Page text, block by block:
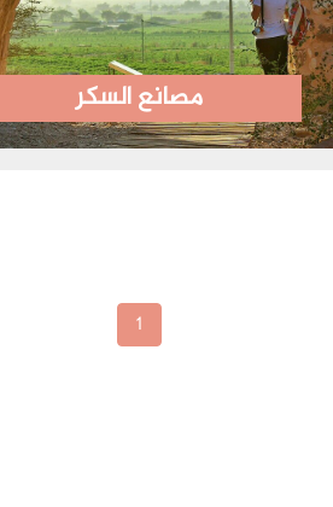
مصانع السكر
1